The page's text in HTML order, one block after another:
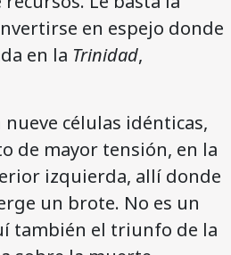
en espejo donde
en la Trinidad,
células idénticas,
de mayor tensión, en la
izquierda, allí donde
un brote. No es un
también el triunfo de la